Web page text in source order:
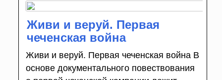
Живи и веруй. Первая
чеченская война
Живи и веруй. Первая чеченская война В
основе документального повествования